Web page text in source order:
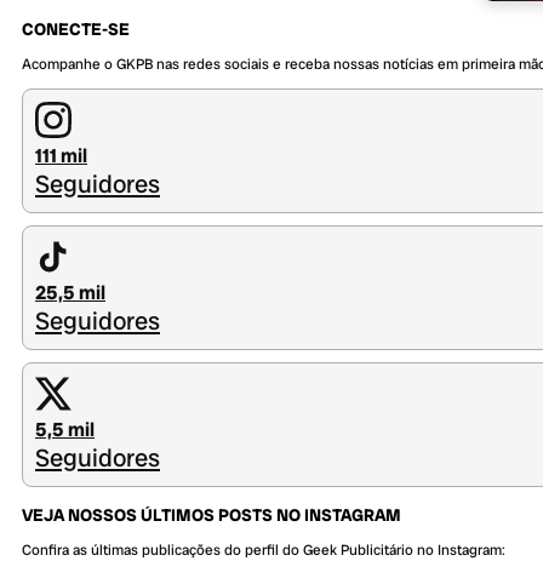
CONECTE-SE
Acompanhe o GKPB nas redes sociais e receba nossas notícias em primeira
111 mil
Seguidores
25,5 mil
Seguidores
5,5 mil
Seguidores
VEJA NOSSOS ÚLTIMOS POSTS NO INSTAGRAM
Confira as últimas publicações do perfil do Geek Publicitário no Instagram: